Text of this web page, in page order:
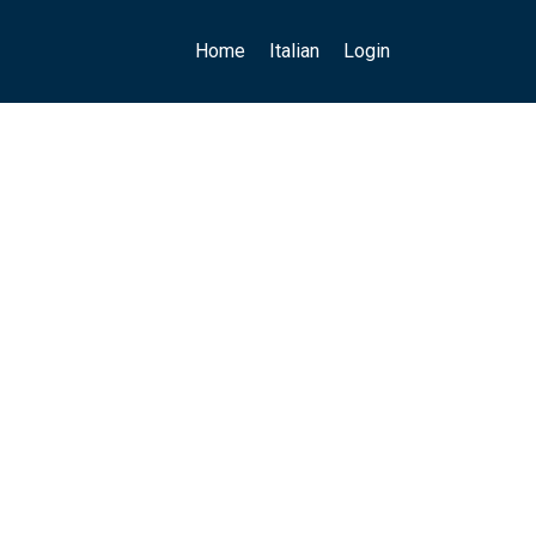
Main navigation
Home Italian User account menu
Login